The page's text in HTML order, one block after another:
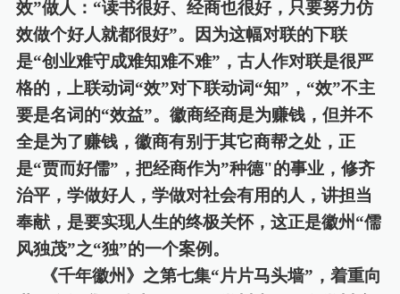
效”做人： “读书很好、经商也很好，只要努力仿
效做个好人就都很好”。因为这幅对联的下联
是“创业难守成难知难不难” ，古人作对联是很严
格的，上联动词“效”对下联动词“知” ， “效”不主
要是名词的“效益”。徽商经商是为赚钱，但并不
全是为了赚钱，徽商有别于其它商帮之处，正
是“贾而好儒” ，把经商作为”种德"的事业，修齐
治平，学做好人，学做对社会有用的人，讲担当
奉献，是要实现人生的终极关怀，这正是徽州“儒
风独茂”之“独”的一个案例。
《千年徽州》之第七集“片片马头墙”，着重向